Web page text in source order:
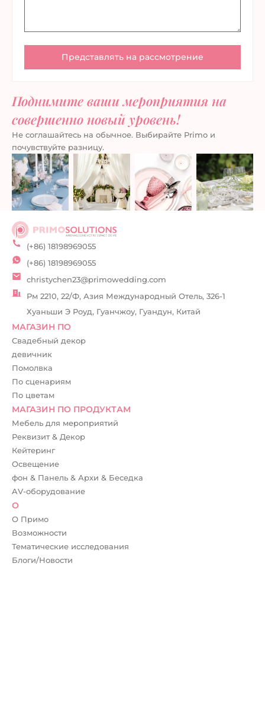
Поднимите ваши мероприятия на
совершенно новый уровень!
Не соглашайтесь на обычное. Выбирайте Primo и
почувствуйте разницу.
(+86) 18198969055
(+86) 18198969055
christychen23@primowedding.com
Рм 2210, 22/Ф, Азия Международный Отель, 326-1
Хуаньши Э Роуд, Гуанчжоу, Гуандун, Китай
МАГАЗИН ПО
Свадебный декор
девичник
Помолвка
По сценариям
По цветам
МАГАЗИН ПО ПРОДУКТАМ
Мебель для мероприятий
Реквизит & Декор
Кейтеринг
Освещение
фон & Панель & Архи & Беседка
AV-оборудование
О
О Примо
Возможности
Тематические исследования
Блоги/Новости